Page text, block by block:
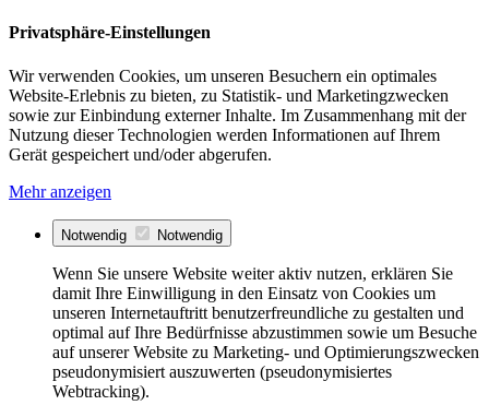
Privatsphäre-Einstellungen
Wir verwenden Cookies, um unseren Besuchern ein optimales
Website-Erlebnis zu bieten, zu Statistik- und Marketingzwecken
sowie zur Einbindung externer Inhalte. Im Zusammenhang mit der
Nutzung dieser Technologien werden Informationen auf Ihrem
Gerät gespeichert und/oder abgerufen.
Mehr anzeigen
Notwendig Notwendig
Wenn Sie unsere Website weiter aktiv nutzen, erklären Sie
damit Ihre Einwilligung in den Einsatz von Cookies um
unseren Internetauftritt benutzerfreundliche zu gestalten und
optimal auf Ihre Bedürfnisse abzustimmen sowie um Besuche
auf unserer Website zu Marketing- und Optimierungszwecken
pseudonymisiert auszuwerten (pseudonymisiertes
Webtracking).